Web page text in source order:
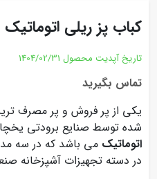
کباب پز ریلی اتوماتیک
تاریخ آپدیت محصول 1404/02/31
تماس بگیرید
یکی از پر فروش و پر مصرف
شده توسط صنایع برودتی
اتوماتیک می باشد که در سه
در دسته تجهیزات آشپزخانه